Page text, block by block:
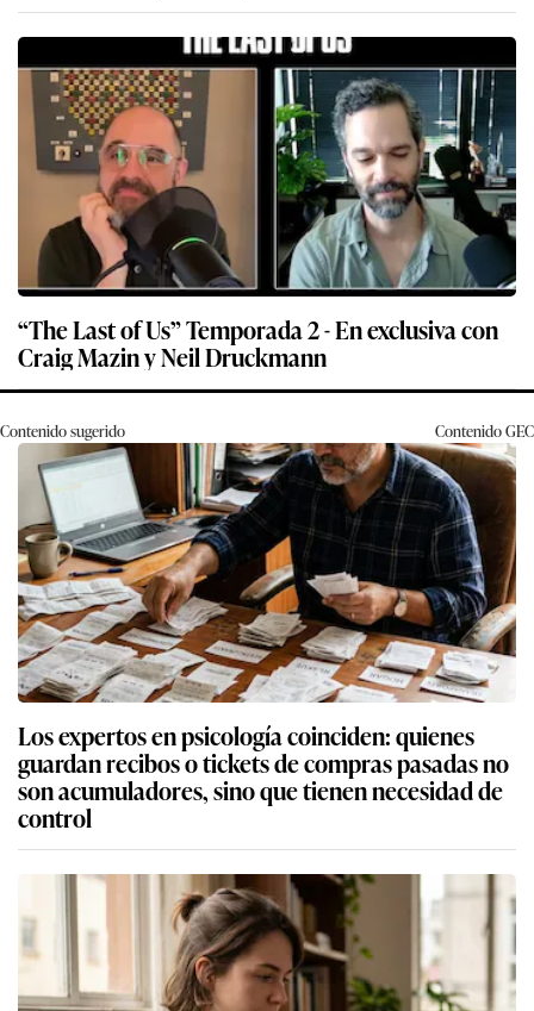
“The Last of Us” Temporada 2 - En exclusiva con
Craig Mazin y Neil Druckmann
Contenido sugerido ContenidoGEC
Los expertos en psicología coinciden: quienes
guardan recibos o tickets de compras pasadas no
son acumuladores, sino que tienen necesidad de
control